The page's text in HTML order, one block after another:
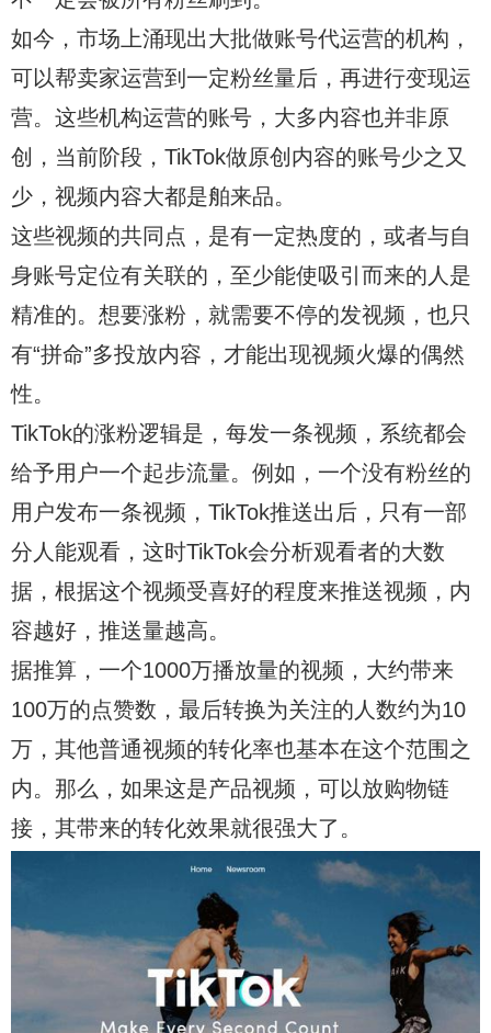
如今，市场上涌现出大批做账号代运营的机构，
可以帮卖家运营到一定粉丝量后，再进行变现运
营。这些机构运营的账号，大多内容也并非原
创，当前阶段，TikTok做原创内容的账号少之又
少，视频内容大都是舶来品。
这些视频的共同点，是有一定热度的，或者与自
身账号定位有关联的，至少能使吸引而来的人是
精准的。想要涨粉，就需要不停的发视频，也只
有“拼命”多投放内容，才能出现视频火爆的偶然
性。
TikTok的涨粉逻辑是，每发一条视频，系统都会
给予用户一个起步流量。例如，一个没有粉丝的
用户发布一条视频，TikTok推送出后，只有一部
分人能观看，这时TikTok会分析观看者的大数
据，根据这个视频受喜好的程度来推送视频，内
容越好，推送量越高。
据推算，一个1000万播放量的视频，大约带来
100万的点赞数，最后转换为关注的人数约为10
万，其他普通视频的转化率也基本在这个范围之
内。那么，如果这是产品视频，可以放购物链
接，其带来的转化效果就很强大了。